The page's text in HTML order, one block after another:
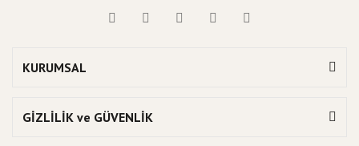
KURUMSAL
GİZLİLİK ve GÜVENLİK